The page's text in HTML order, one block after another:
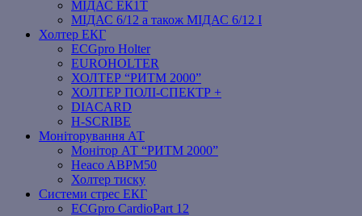
МІДАС ЕК1Т
МІДАС 6/12 а також МІДАС 6/12 І
Холтер ЕКГ
ECGpro Holter
EUROHOLTER
ХОЛТЕР “РИТМ 2000”
ХОЛТЕР ПОЛІ-СПЕКТР +
DIACARD
H-SCRIBE
Моніторування АТ
Монітор АТ “РИТМ 2000”
Heaco ABPM50
Холтер тиску
Системи стрес ЕКГ
ECGpro CardioPart 12